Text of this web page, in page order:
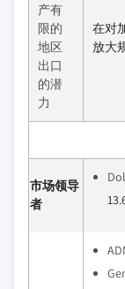
产有
限的
地区
出口
的潜
力
在对
放大
市场领导
者